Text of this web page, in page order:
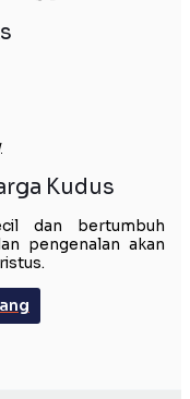
Kudus
dan bertumbuh
pengenalan akan